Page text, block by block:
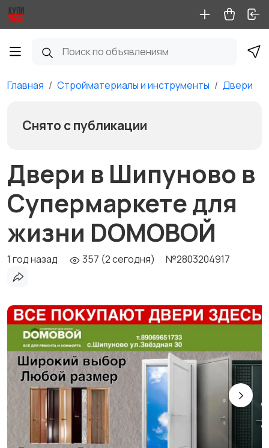
Главная Стройматериалы и инструменты Двери
Снято с публикации
Двери в Шипуново в
Супермаркете для
жизни DOMOBOЙ
1 год назад 357 (2 сегодня) №2803204917